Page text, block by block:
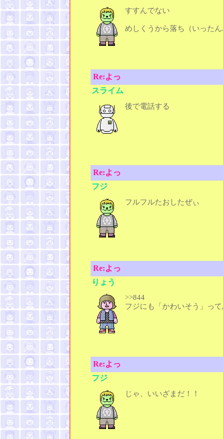
すすんでない
めしくうから落ち（いった
Re:よっ
スライム
後で電話する
Re:よっ
フジ
フルフルたおしたぜぃ
Re:よっ
りょう
>>844
フジにも「かわいそう」っ
Re:よっ
フジ
じゃ、いいざまだ！！